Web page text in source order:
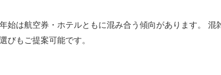
始は航空券・ホテルともに混み合う傾向があります。 混
びもご提案可能です。